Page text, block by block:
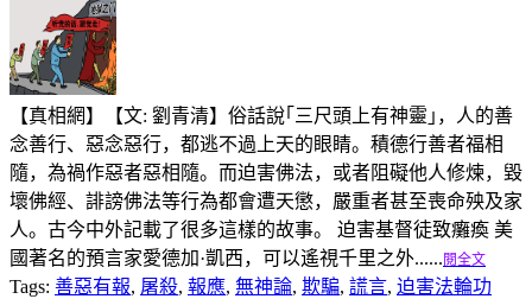
【真相網】【文: 劉青清】俗話說｢三尺頭上有神靈｣，人的善
念善行、惡念惡行，都逃不過上天的眼睛。積德行善者福相
隨，為禍作惡者惡相隨。而迫害佛法，或者阻礙他人修煉，毀
壞佛經、誹謗佛法等行為都會遭天懲，嚴重者甚至喪命殃及家
人。古今中外記載了很多這樣的故事。 迫害基督徒致癱瘓 美
國著名的預言家愛德加·凱西，可以遙視千里之外...... 閱全文
Tags: 善惡有報, 屠殺, 報應, 無神論, 欺騙, 謊言, 迫害法輪功